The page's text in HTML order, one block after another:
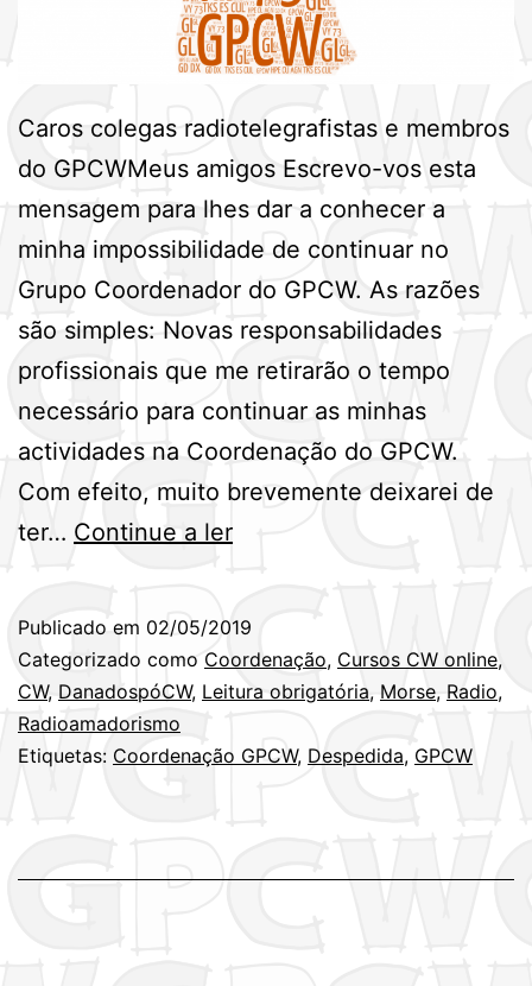
Caros colegas radiotelegrafistas e membros
do GPCWMeus amigos Escrevo-vos esta
mensagem para lhes dar a conhecer a
minha impossibilidade de continuar no
Grupo Coordenador do GPCW. As razões
são simples: Novas responsabilidades
profissionais que me retirarão o tempo
necessário para continuar as minhas
actividades na Coordenação do GPCW.
Com efeito, muito brevemente deixarei de
ter… Continue a lerAté
Publicado em 02/05/2019
Categorizado como Coordenação, Cursos CW online,
CW, DanadospóCW, Leitura obrigatória, Morse, Radio,
Radioamadorismo
Etiquetas: Coordenação GPCW, Despedida, GPCW